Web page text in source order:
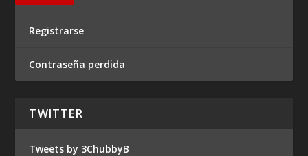
Registrarse
Contraseña perdida
TWITTER
Tweets by 3ChubbyB